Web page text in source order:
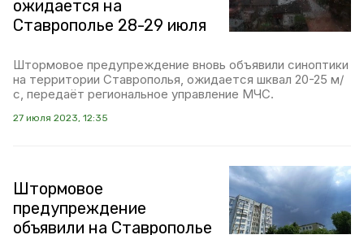
ожидается на
Ставрополье 28-29 июля
Штормовое предупреждение вновь объявили синоптики
на территории Ставрополья, ожидается шквал 20-25 м/
с, передаёт региональное управление МЧС.
27 июля 2023, 12:35
Штормовое
предупреждение
объявили на Ставрополье